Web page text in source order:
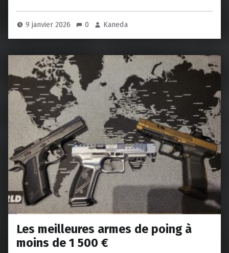
9 janvier 2026 0 Kaneda
Les meilleures armes de poing à
moins de 1 500 €